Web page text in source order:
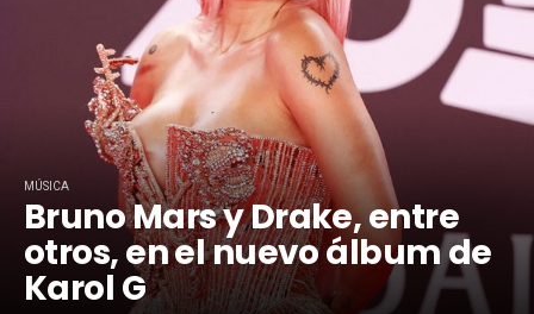
MÚSICA
Bruno Mars y Drake, entre
otros, en el nuevo álbum de
Karol G